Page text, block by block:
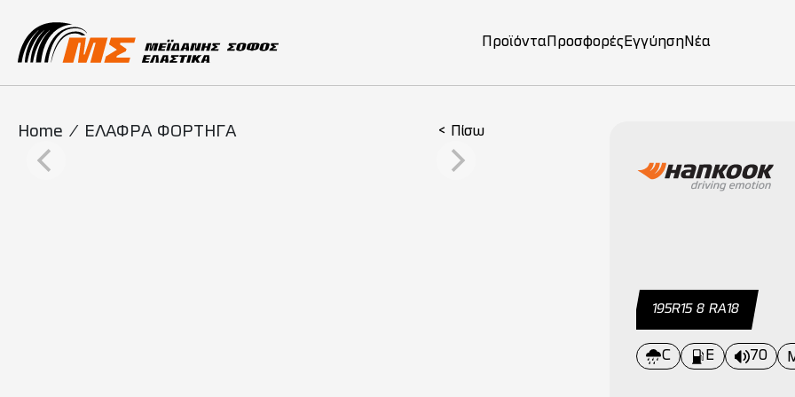
Main Navigation
Προϊόντα Προσφορές Εγγύηση Νέα
Home / ΕΛΑΦΡΑ ΦΟΡΤΗΓΑ < Πίσω
195R15 8 RΑ18
C E 70